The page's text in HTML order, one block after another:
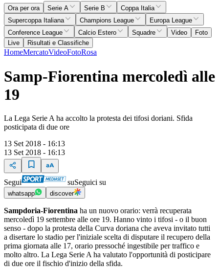
Ora per ora Serie A Serie B
Coppa Italia
Supercoppa Italiana
Champions League
Europa League
Conference League
Calcio Estero Squadre Video
Foto
Live
Risultati e Classifiche
HomeMercatoVideoFotoRosa
Samp-Fiorentina mercoledì alle
19
La Lega Serie A ha accolto la protesta dei tifosi doriani. Sfida
posticipata di due ore
13 Set 2018 - 16:13
13 Set 2018 - 16:13
Segui suSeguici su
whatsapp discover
Sampdoria-Fiorentina ha un nuovo orario: verrà recuperata
mercoledì 19 settembre alle ore 19. Hanno vinto i tifosi - o il buon
senso - dopo la protesta della Curva doriana che aveva invitato tutti
a disertare lo stadio per l'iniziale scelta di disputare il recupero della
prima giornata alle 17, orario pressoché ingestibile per traffico e
molto altro. La Lega Serie A ha valutato l'opportunità di posticipare
di due ore il fischio d'inizio della sfida.